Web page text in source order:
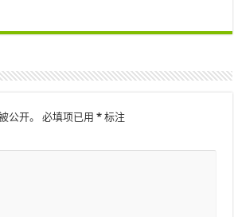
公开。 必填项已用* 标注